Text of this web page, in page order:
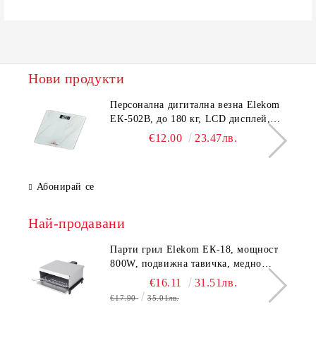
Нови продукти
Персонална дигитална везна Elekom
ЕК-502B, до 180 кг, LCD дисплей,
Темперирано стъкло - 6.0 мм,
€12.00 23.47лв.
Абонирай се
Най-продавани
Парти грил Elekom ЕК-18, мощност
800W, подвижна тавичка, медно
покритие на реотана
€16.11 31.51лв.
€17.90 35.01лв.